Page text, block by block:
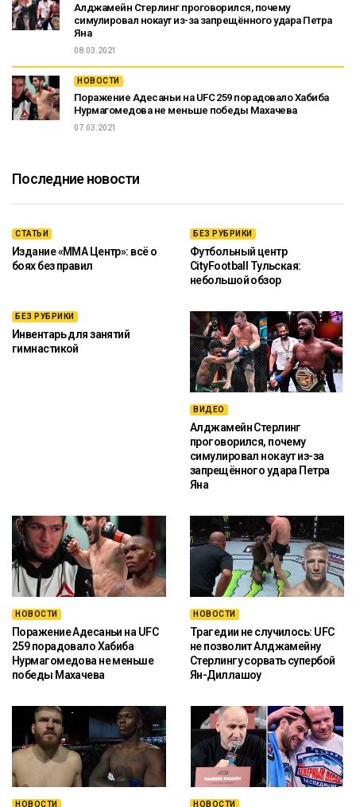
Алджамейн Стерлинг проговорился, почему
симулировал нокаут из-за запрещённого удара Петра
Яна
08.03.2021
НОВОСТИ
Поражение Адесаньи на UFC 259 порадовало Хабиба
Нурмагомедова не меньше победы Махачева
07.03.2021
Последние новости
СТАТЬИ
Издание «ММА Центр»: всё о
боях без правил
БЕЗ РУБРИКИ
Футбольный центр
CityFootball Тульская:
небольшой обзор
БЕЗ РУБРИКИ
Инвентарь для занятий
гимнастикой
ВИДЕО
Алджамейн Стерлинг
проговорился, почему
симулировал нокаут из-за
запрещённого удара Петра
Яна
НОВОСТИ
Поражение Адесаньи на UFC
259 порадовало Хабиба
Нурмагомедова не меньше
победы Махачева
НОВОСТИ
Трагедии не случилось: UFC
не позволит Алджамейну
Стерлингу сорвать супербой
Ян-Диллашоу
НОВОСТИ НОВОСТИ